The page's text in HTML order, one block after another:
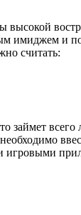
имиджем и
считать:
займет